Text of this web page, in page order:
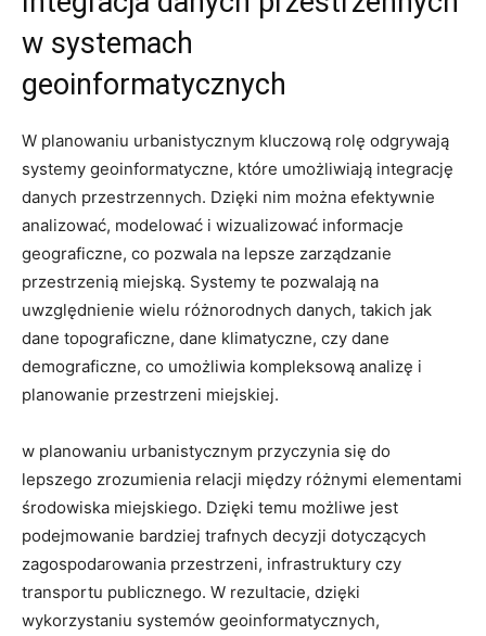
w systemach
geoinformatycznych
W planowaniu urbanistycznym ‍kluczową rolę odgrywają
systemy geoinformatyczne, które umożliwiają integrację‍
danych przestrzennych. Dzięki nim można efektywnie
analizować, modelować i wizualizować informacje
geograficzne, co pozwala na‌ lepsze zarządzanie
przestrzenią⁢ miejską. Systemy te pozwalają na
uwzględnienie‌ wielu różnorodnych danych, takich jak
dane topograficzne, dane klimatyczne, czy dane
demograficzne, co umożliwia kompleksową analizę i
planowanie przestrzeni miejskiej.
w planowaniu urbanistycznym przyczynia się do
lepszego zrozumienia relacji między ⁢różnymi elementami
środowiska miejskiego. Dzięki ⁣temu‌ możliwe jest
podejmowanie bardziej trafnych decyzji ⁣dotyczących
zagospodarowania przestrzeni, infrastruktury czy
transportu‌ publicznego. W rezultacie, dzięki
wykorzystaniu systemów geoinformatycznych,